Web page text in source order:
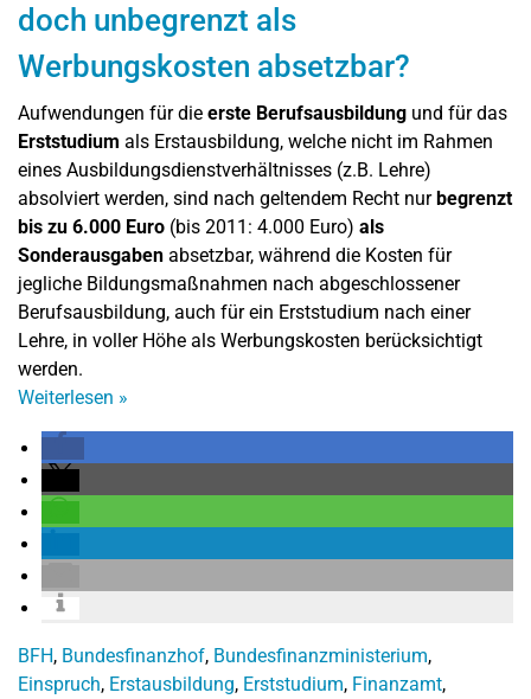
doch unbegrenzt als
Werbungskosten absetzbar?
Aufwendungen für die erste Berufsausbildung und für das
Erststudium als Erstausbildung, welche nicht im Rahmen
eines Ausbildungsdienstverhältnisses (z.B. Lehre)
absolviert werden, sind nach geltendem Recht nurbegrenzt
bis zu 6.000 Euro (bis 2011: 4.000 Euro) als
Sonderausgaben absetzbar, während die Kosten für
jegliche Bildungsmaßnahmen nach abgeschlossener
Berufsausbildung, auch für ein Erststudium nach einer
Lehre, in voller Höhe als Werbungskosten berücksichtigt
werden.
Weiterlesen »
BFH, Bundesfinanzhof, Bundesfinanzministerium,
Einspruch, Erstausbildung, Erststudium, Finanzamt,